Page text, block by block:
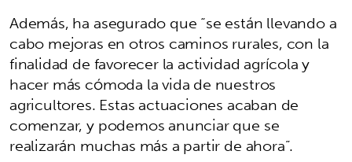
Además, ha asegurado que “se están llevando a
cabo mejoras en otros caminos rurales, con la
finalidad de favorecer la actividad agrícola y
hacer más cómoda la vida de nuestros
agricultores. Estas actuaciones acaban de
comenzar, y podemos anunciar que se
realizarán muchas más a partir de ahora”.